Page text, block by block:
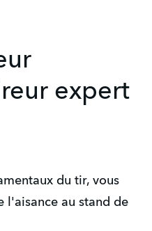
expert
du tir, vous
l'aisance au stand de